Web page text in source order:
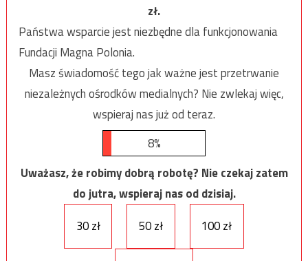
zł.
Państwa wsparcie jest niezbędne dla funkcjonowania
Fundacji Magna Polonia.
Masz świadomość tego jak ważne jest przetrwanie
niezależnych ośrodków medialnych? Nie zwlekaj więc,
wspieraj nas już od teraz.
8%
Uważasz, że robimy dobrą robotę? Nie czekaj zatem
do jutra, wspieraj nas od dzisiaj.
30 zł
50 zł 100 zł